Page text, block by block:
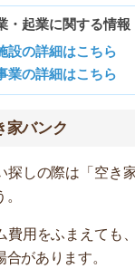
・起業に関する情報
設の詳細はこちら
業の詳細はこちら
バンク
探しの際は「空き
費用をふまえても
があります。